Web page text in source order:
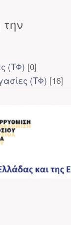
(ΤΦ) [0]
(ΤΦ) [16]